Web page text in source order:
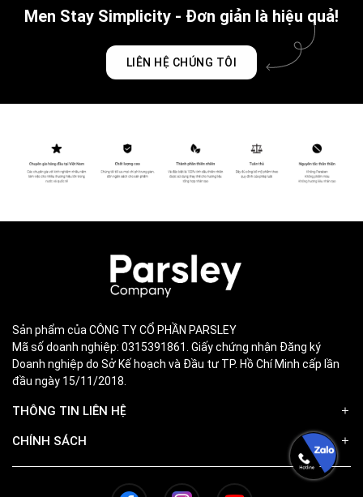
Men Stay Simplicity - Đơn giản là hiệu quả!
LIÊN HỆ CHÚNG TÔI
Sản phẩm của CÔNG TY CỔ PHẦN PARSLEY
Mã số doanh nghiệp: 0315391861. Giấy chứng nhận Đăng ký
Doanh nghiệp do Sở Kế hoạch và Đầu tư TP. Hồ Chí Minh cấp lần
đầu ngày 15/11/2018.
THÔNG TIN LIÊN HỆ
CHÍNH SÁCH